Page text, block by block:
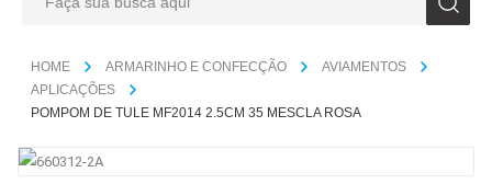
ARMARINHO E CONFECÇÃO
AVIAMENTOS
APLICAÇÕES
POMPOM DE TULE MF2014 2.5CM 35 MESCLA ROSA
1º caderno
3º caneta